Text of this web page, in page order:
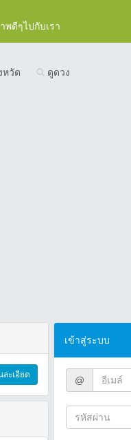
ดีๆไปกับเรา
หวัด ดูดวง
ละเอียด
เข้าสู่ระบบ
@